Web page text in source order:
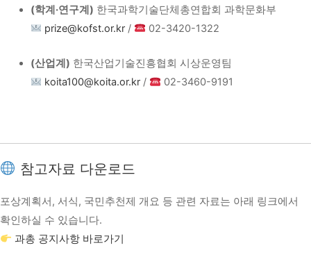
(학계·연구계) 한국과학기술단체총연합회 과학문화부
prize@kofst.or.kr / 02-3420-1322
(산업계) 한국산업기술진흥협회 시상운영팀
koita100@koita.or.kr / 02-3460-9191
참고자료 다운로드
포상계획서, 서식, 국민추천제 개요 등 관련 자료는 아래 링크에서
확인하실 수 있습니다.
과총 공지사항 바로가기